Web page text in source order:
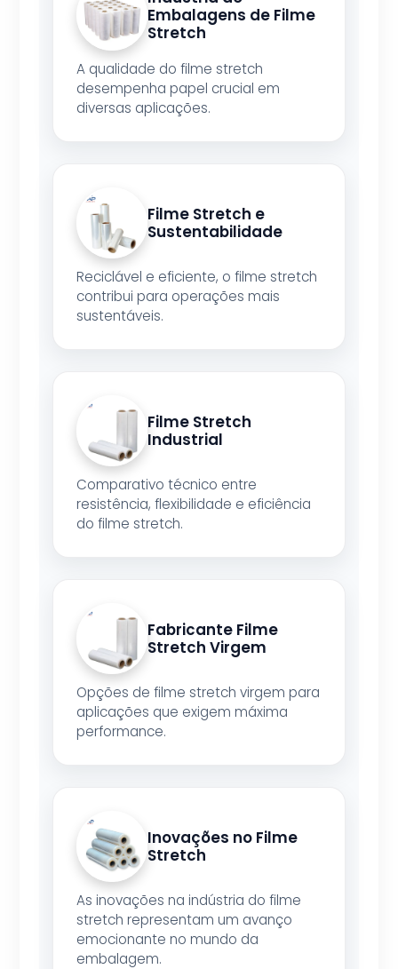
Embalagens de Filme
Stretch
A qualidade do filme stretch
desempenha papel crucial em
diversas aplicações.
Filme Stretch e
Sustentabilidade
Reciclável e eficiente, o filme stretch
contribui para operações mais
sustentáveis.
Filme Stretch
Industrial
Comparativo técnico entre
resistência, flexibilidade e eficiência
do filme stretch.
Fabricante Filme
Stretch Virgem
Opções de filme stretch virgem para
aplicações que exigem máxima
performance.
Inovações no Filme
Stretch
As inovações na indústria do filme
stretch representam um avanço
emocionante no mundo da
embalagem.